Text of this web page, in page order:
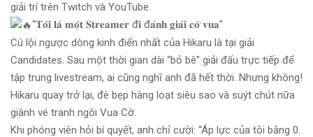
giải trí trên Twitch và YouTube.
“𝐓𝐨̂𝐢 𝐥𝐚̀ 𝐦𝐨̣̂𝐭 𝐒𝐭𝐫𝐞𝐚𝐦𝐞𝐫 đ𝐢 đ𝐚́𝐧𝐡 𝐠𝐢𝐚̉𝐢 𝐜𝐨̛̀ 𝐯𝐮𝐚”
Cú lội ngược dòng kinh điển nhất của Hikaru là tại giải
Candidates. Sau một thời gian dài “bỏ bê” giải đấu trực tiếp để
tập trung livestream, ai cũng nghĩ anh đã hết thời. Nhưng không!
Hikaru quay trở lại, đè bẹp hàng loạt siêu sao và suýt chút nữa
giành vé tranh ngôi Vua Cờ.
Khi phóng viên hỏi bí quyết, anh chỉ cười: “Áp lực của tôi bằng 0.